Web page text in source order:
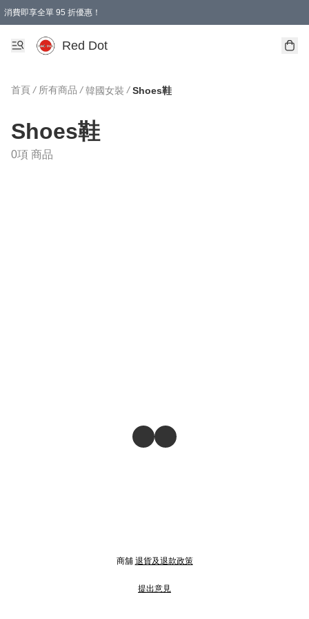
消費即享全單 95 折優惠！
Red Dot
首頁 / 所有商品 / 韓國女裝 / Shoes鞋
Shoes鞋
0項 商品
商舖 退貨及退款政策
提出意見